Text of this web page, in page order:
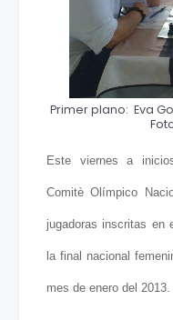
Primer plano: Eva
Este viernes a
Comitè Olímpico
jugadoras inscritas en
la final nacional
mes de enero del 2013.